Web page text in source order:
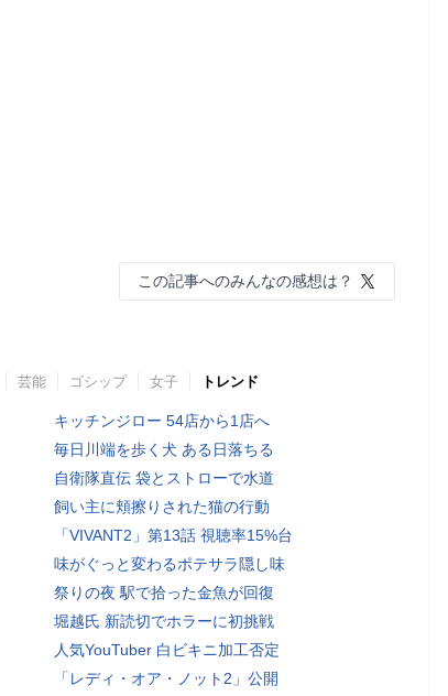
この記事へのみんなの感想は？
芸能 ゴシップ 女子 トレンド
キッチンジロー 54店から1店へ
毎日川端を歩く犬 ある日落ちる
自衛隊直伝 袋とストローで水道
飼い主に頬擦りされた猫の行動
「VIVANT2」第13話 視聴率15%台
味がぐっと変わるポテサラ隠し味
祭りの夜 駅で拾った金魚が回復
堀越氏 新読切でホラーに初挑戦
人気YouTuber 白ビキニ加工否定
「レディ・オア・ノット2」公開